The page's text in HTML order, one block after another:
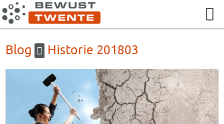
Blog Historie 201803